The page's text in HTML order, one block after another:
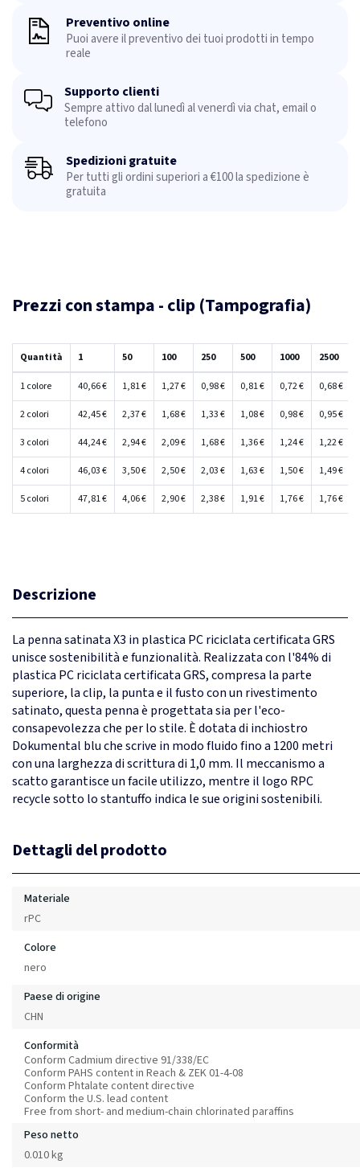
Preventivo online
Puoi avere il preventivo dei tuoi prodotti in tempo
reale
Supporto clienti
Sempre attivo dal lunedì al venerdì via chat, email o
telefono
Spedizioni gratuite
Per tutti gli ordini superiori a €100 la spedizione è
gratuita
Prezzi con stampa - clip (Tampografia)
Quantità 1 50 100 250 500 1000 2500
1 colore 40,66 € 1,81 € 1,27 € 0,98 € 0,81 € 0,72 € 0,68 €
2 colori 42,45 € 2,37 € 1,68 € 1,33 € 1,08 € 0,98 € 0,95 €
3 colori 44,24 € 2,94 € 2,09 € 1,68 € 1,36 € 1,24 € 1,22 €
4 colori 46,03 € 3,50 € 2,50 € 2,03 € 1,63 € 1,50 € 1,49 €
5 colori 47,81 € 4,06 € 2,90 € 2,38 € 1,91 € 1,76 € 1,76 €
Descrizione
La penna satinata X3 in plastica PC riciclata certificata GRS
unisce sostenibilità e funzionalità. Realizzata con l'84% di
plastica PC riciclata certificata GRS, compresa la parte
superiore, la clip, la punta e il fusto con un rivestimento
satinato, questa penna è progettata sia per l'eco-
consapevolezza che per lo stile. È dotata di inchiostro
Dokumental blu che scrive in modo fluido fino a 1200 metri
con una larghezza di scrittura di 1,0 mm. Il meccanismo a
scatto garantisce un facile utilizzo, mentre il logo RPC
recycle sotto lo stantuffo indica le sue origini sostenibili.
Dettagli del prodotto
Materiale
rPC
Colore
nero
Paese di origine
CHN
Conformità
Conform Cadmium directive 91/338/EC
Conform PAHS content in Reach & ZEK 01-4-08
Conform Phtalate content directive
Conform the U.S. lead content
Free from short- and medium-chain chlorinated paraffins
Peso netto
0.010 kg